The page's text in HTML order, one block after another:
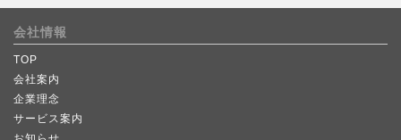
会社情報
TOP
会社案内
企業理念
サービス案内